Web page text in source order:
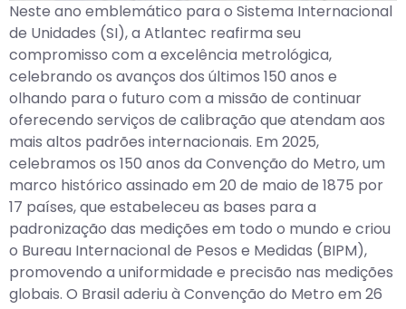
Neste ano emblemático para o Sistema Internacional
de Unidades (SI), a Atlantec reafirma seu
compromisso com a excelência metrológica,
celebrando os avanços dos últimos 150 anos e
olhando para o futuro com a missão de continuar
oferecendo serviços de calibração que atendam aos
mais altos padrões internacionais. Em 2025,
celebramos os 150 anos da Convenção do Metro, um
marco histórico assinado em 20 de maio de 1875 por
17 países, que estabeleceu as bases para a
padronização das medições em todo o mundo e criou
o Bureau Internacional de Pesos e Medidas (BIPM),
promovendo a uniformidade e precisão nas medições
globais. O Brasil aderiu à Convenção do Metro em 26